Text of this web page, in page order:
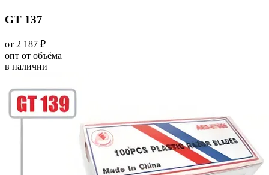
GT 137
от 2 187 ₽
опт от объёма
в наличии